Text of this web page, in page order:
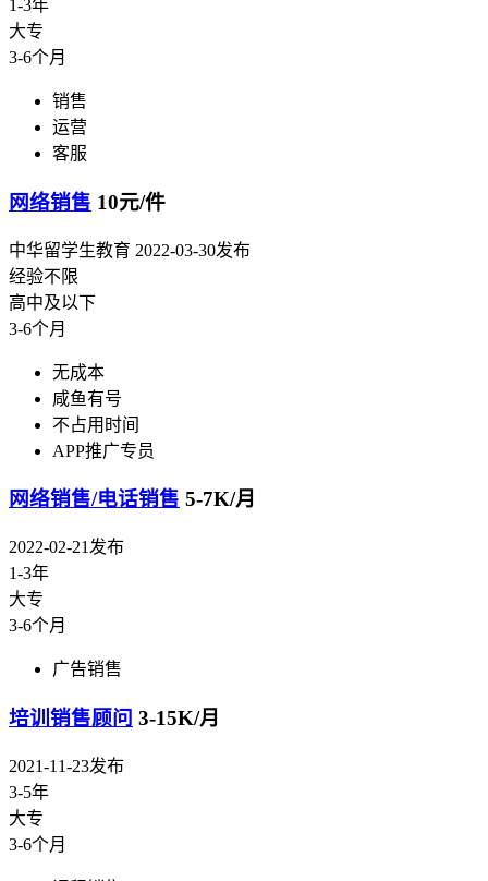
1-3年
大专
3-6个月
销售
运营
客服
网络销售 10元/件
中华留学生教育 2022-03-30发布
经验不限
高中及以下
3-6个月
无成本
咸鱼有号
不占用时间
APP推广专员
网络销售/电话销售 5-7K/月
2022-02-21发布
1-3年
大专
3-6个月
广告销售
培训销售顾问 3-15K/月
2021-11-23发布
3-5年
大专
3-6个月